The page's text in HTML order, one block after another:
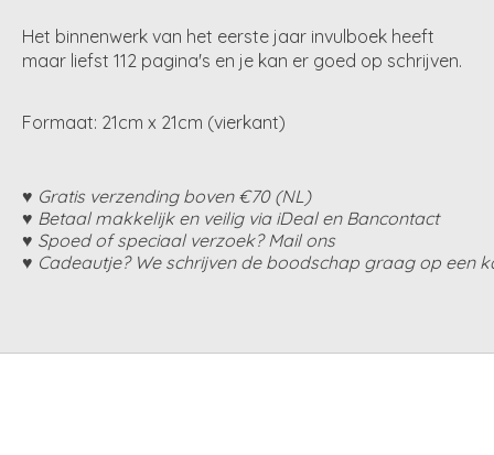
Het binnenwerk van het eerste jaar invulboek heeft
maar liefst 112 pagina's en je kan er goed op schrijven.
Formaat: 21cm x 21cm (vierkant)
♥ Gratis verzending boven €70 (NL)
♥ Betaal makkelijk en veilig via iDeal en Bancontact
♥ Spoed of speciaal verzoek? Mail ons
♥ Cadeautje? We schrijven de boodschap graag op een